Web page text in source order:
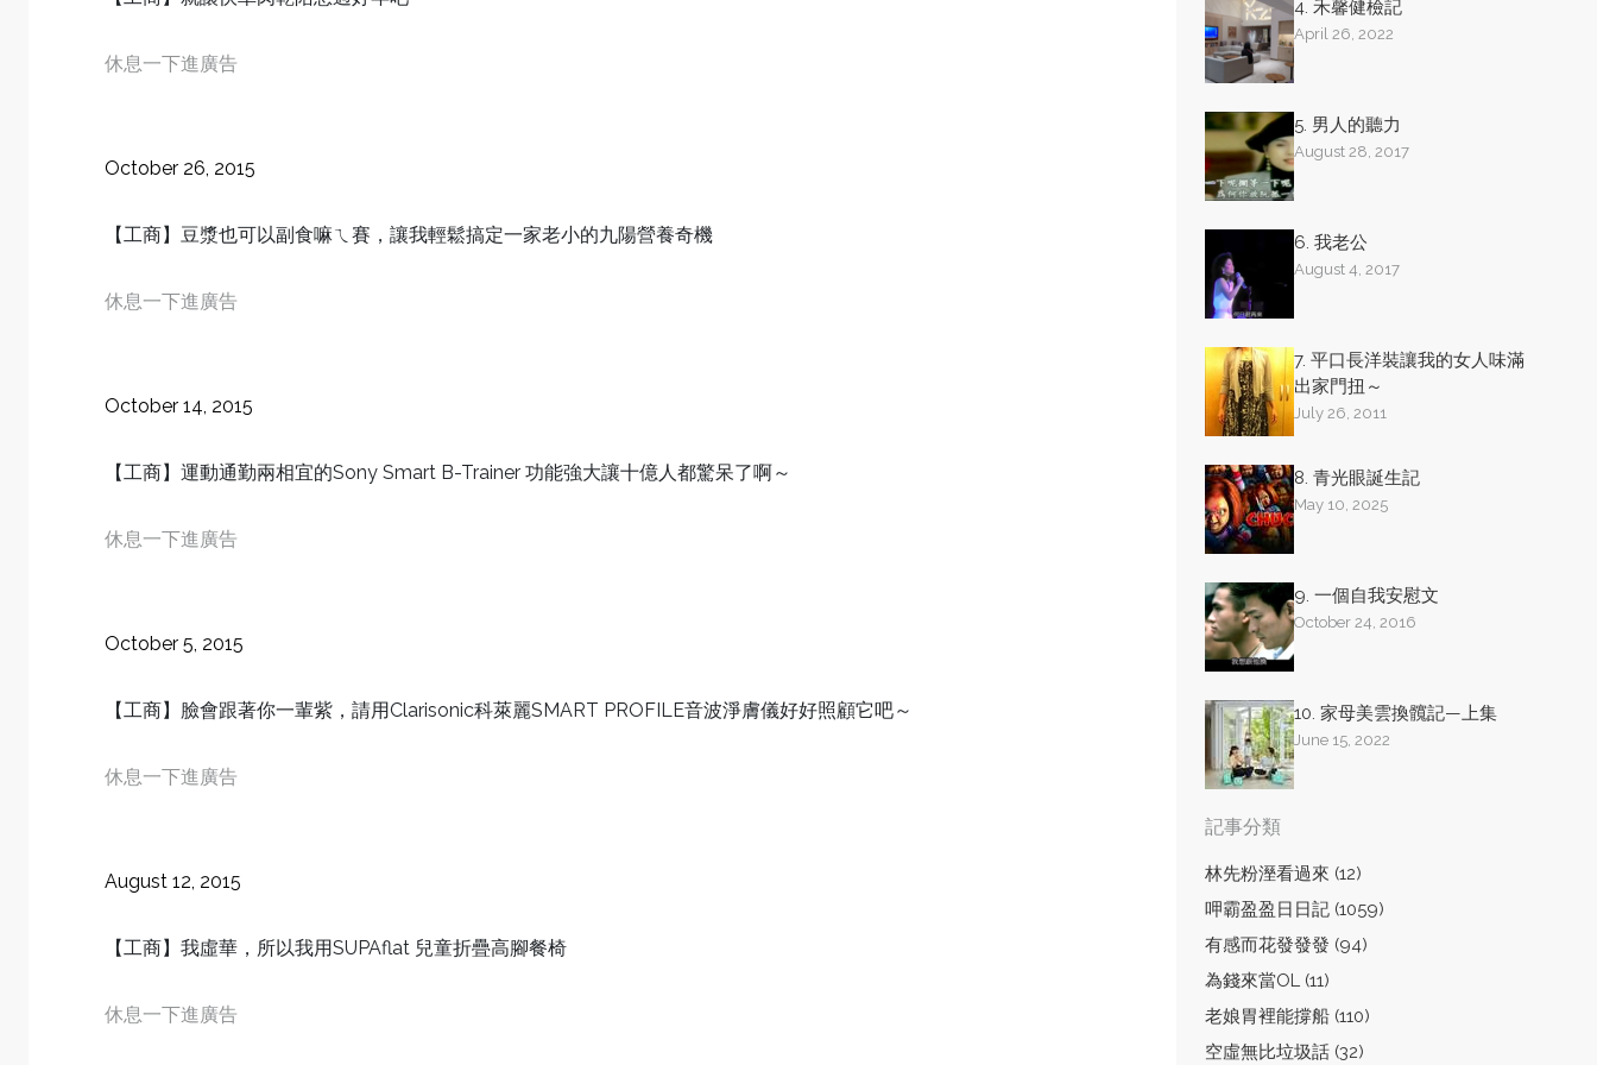
休息一下進廣告
October 26, 2015
【工商】豆漿也可以副食嘛ㄟ賽，讓我輕鬆搞定一家老小的九陽營養奇機
休息一下進廣告
October 14, 2015
【工商】運動通勤兩相宜的Sony Smart B-Trainer 功能強大讓十億人都驚呆了啊～
休息一下進廣告
October 5, 2015
【工商】臉會跟著你一輩紫，請用Clarisonic科萊麗SMART PROFILE音波淨膚儀好好照顧它吧～
休息一下進廣告
August 12, 2015
【工商】我虛華，所以我用SUPAflat 兒童折疊高腳餐椅
休息一下進廣告
4. 禾馨健檢記
April 26, 2022
5. 男人的聽力
August 28, 2017
6. 我老公
August 4, 2017
7. 平口長洋裝讓我的女人味滿
出家門扭～
July 26, 2011
8. 青光眼誕生記
May 10, 2025
9. 一個自我安慰文
October 24, 2016
10. 家母美雲換髖記—上集
June 15, 2022
記事分類
林先粉溼看過來 (12)
呷霸盈盈日日記 (1059)
有感而花發發發 (94)
為錢來當OL (11)
老娘胃裡能撐船 (110)
空虛無比垃圾話 (32)